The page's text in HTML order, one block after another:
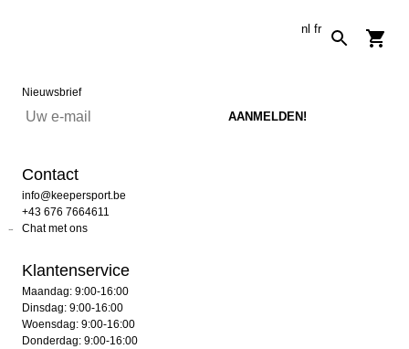
nl fr
Nieuwsbrief
Contact
info@keepersport.be
+43 676 7664611
Chat met ons
Klantenservice
Maandag: 9:00-16:00
Dinsdag: 9:00-16:00
Woensdag: 9:00-16:00
Donderdag: 9:00-16:00